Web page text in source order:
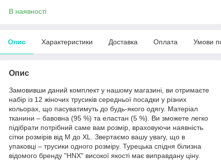
В наявності
Опис Характеристики Доставка Оплата Умови
Опис
Замовивши даний комплект у нашому магазині, ви отримаєте
набір із 12 жіночих трусиків середньої посадки у різних
кольорах, що пасуватимуть до будь-якого одягу. Матеріал
тканини – бавовна (95 %) та еластан (5 %). Ви зможете легко
підібрати потрібний саме вам розмір, враховуючи наявність
сітки розмірів від М до XL. Звертаємо вашу увагу, що в
упаковці – трусики одного розміру. Турецька спідня білизна
відомого бренду "HNX" високої якості має виправдану ціну.